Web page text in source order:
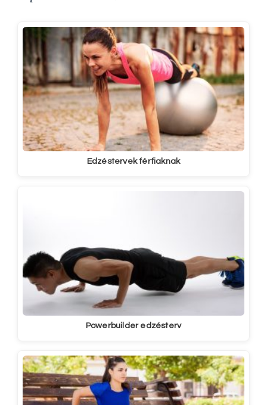
Edzéstervek férfiaknak
Powerbuilder edzésterv